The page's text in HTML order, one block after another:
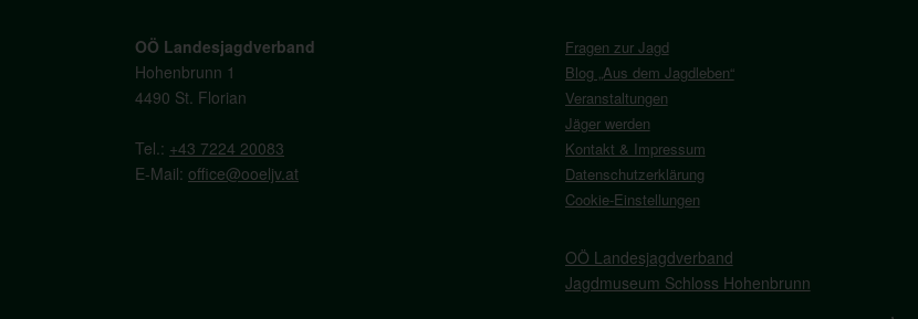
OÖ Landesjagdverband
Hohenbrunn 1
4490 St. Florian
Tel.: +43 7224 20083
E-Mail: office@ooeljv.at
Fragen zur Jagd
Blog „Aus dem Jagdleben“
Veranstaltungen
Jäger werden
Kontakt & Impressum
Datenschutzerklärung
Cookie-Einstellungen
OÖ Landesjagdverband
Jagdmuseum Schloss Hohenbrunn